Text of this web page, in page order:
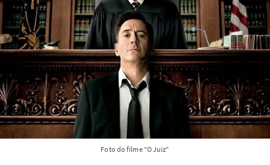
Foto do filme "O Juiz"